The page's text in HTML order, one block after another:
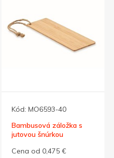
Kód: MO6593-40
Bambusová záložka s
jutovou šnúrkou
Cena od 0,475 €